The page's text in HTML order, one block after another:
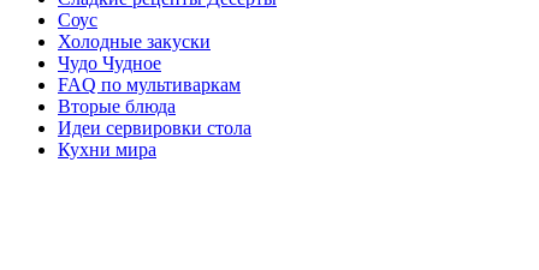
Соус
Холодные закуски
Чудо Чудное
FAQ по мультиваркам
Вторые блюда
Идеи сервировки стола
Кухни мира